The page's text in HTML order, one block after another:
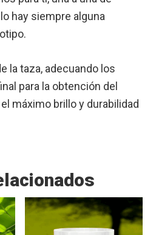
hay siempre alguna
la taza, adecuando los
para la obtención del
máximo brillo y durabilidad